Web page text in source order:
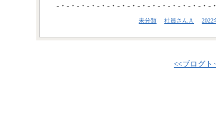
-・-・-・-・-・-・-・-・-・-・-・-・-・-・-・-
未分類 社員さんＡ 2022
<<ブログト